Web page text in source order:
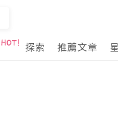
探索 推薦文章